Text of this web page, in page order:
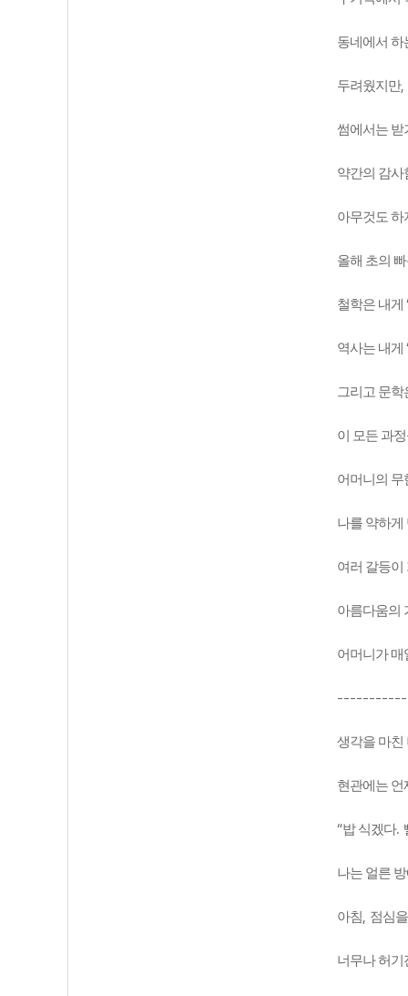
동네에서 하
두려웠지만,
썸에서는 받
약간의 감사
아무것도 하
올해 초의
철학은 내게 ‘
역사는 내게 ‘
그리고 문
이 모든 과
어머니의 무
나를 약하게
여러 갈등이
아름다움의
어머니가 매
생각을 마친
현관에는 언
“밥 식겠다.
나는 얼른
아침, 점심
너무나 허기